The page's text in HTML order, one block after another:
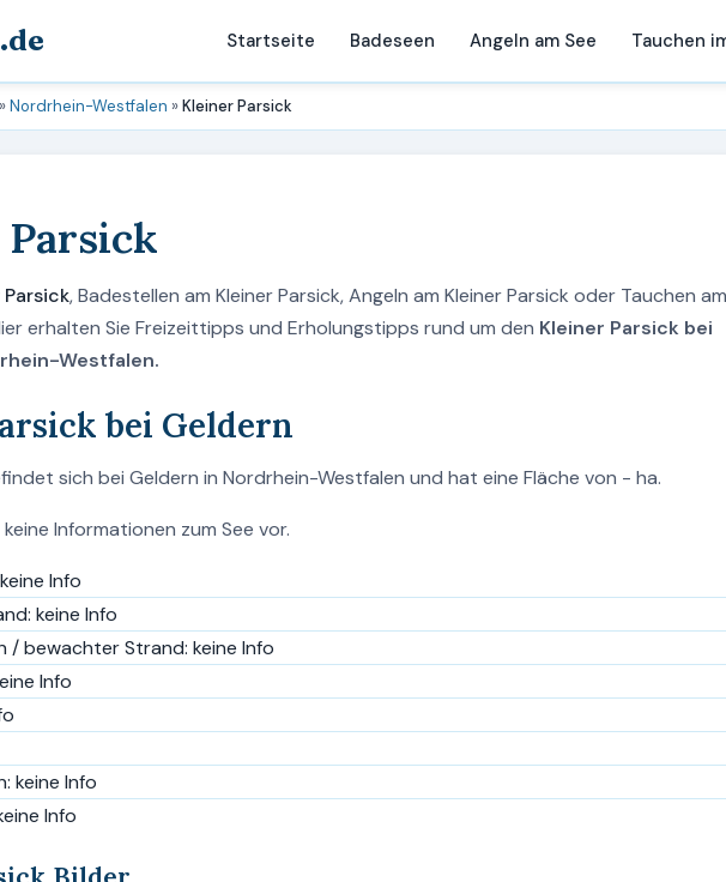
Startseite Badeseen Angeln am See Tauchen
»Nordrhein-Westfalen »Kleiner Parsick
, Badestellen am Kleiner Parsick, Angeln am Kleiner Parsick oder Tauchen am
erhalten Sie Freizeittipps und Erholungstipps rund um den Kleiner Parsick bei
Westfalen.
bei Geldern
sich bei Geldern in Nordrhein-Westfalen und hat eine Fläche von - ha.
Informationen zum See vor.
Info
keine Info
/ bewachter Strand: keine Info
Info
keine Info
Info